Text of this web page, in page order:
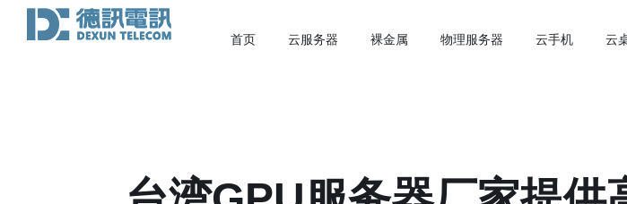
首页 云服务器 裸金属 物理服务器 云手机 云